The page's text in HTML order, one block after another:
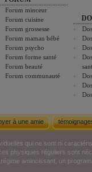
Forum minceur
Forum cuisine
Forum grossesse
Forum maman bébé
Forum psycho
Forum forme santé
Forum beauté
Forum communauté
à une amie
qui ne sont ni
physiques réguliers sont
amincissant, un